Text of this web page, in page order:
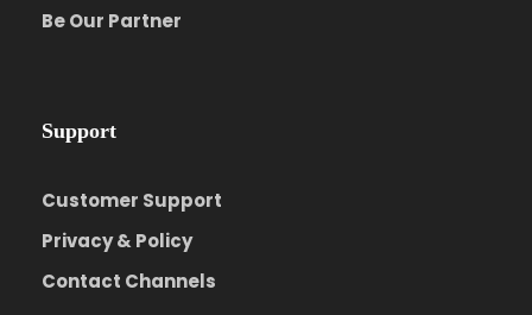
Be Our Partner
Support
Customer Support
Privacy & Policy
Contact Channels